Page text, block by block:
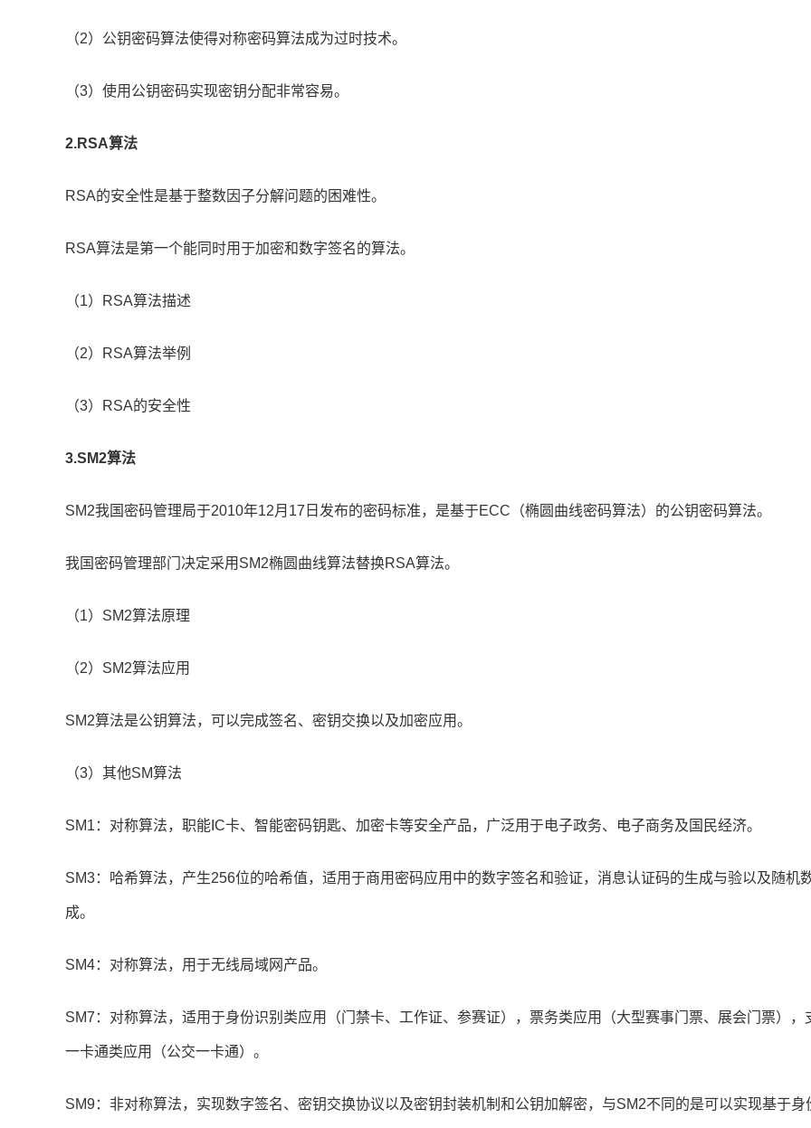
（2）公钥密码算法使得对称密码算法成为过时技术。
（3）使用公钥密码实现密钥分配非常容易。
2.RSA算法
RSA的安全性是基于整数因子分解问题的困难性。
RSA算法是第一个能同时用于加密和数字签名的算法。
（1）RSA算法描述
（2）RSA算法举例
（3）RSA的安全性
3.SM2算法
SM2我国密码管理局于2010年12月17日发布的密码标准，是基于ECC（椭圆曲线密码算法）的公钥密码算法。
我国密码管理部门决定采用SM2椭圆曲线算法替换RSA算法。
（1）SM2算法原理
（2）SM2算法应用
SM2算法是公钥算法，可以完成签名、密钥交换以及加密应用。
（3）其他SM算法
SM1：对称算法，职能IC卡、智能密码钥匙、加密卡等安全产品，广泛用于电子政务、电子商务及国民经济。
SM3：哈希算法，产生256位的哈希值，适用于商用密码应用中的数字签名和验证，消息认证码的生成与验以及随机
成。
SM4：对称算法，用于无线局域网产品。
SM7：对称算法，适用于身份识别类应用（门禁卡、工作证、参赛证），票务类应用（大型赛事门票、展会门票），
一卡通类应用（公交一卡通）。
SM9：非对称算法，实现数字签名、密钥交换协议以及密钥封装机制和公钥加解密，与SM2不同的是可以实现基于身